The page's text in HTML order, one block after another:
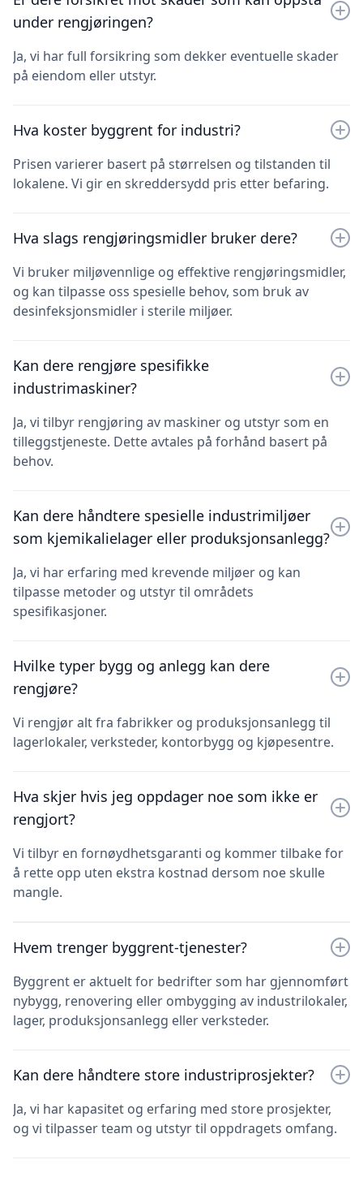
under rengjøringen?
Ja, vi har full forsikring som dekker eventuelle skader
på eiendom eller utstyr.
Hva koster byggrent for industri?
Prisen varierer basert på størrelsen og tilstanden til
lokalene. Vi gir en skreddersydd pris etter befaring.
Hva slags rengjøringsmidler bruker dere?
Vi bruker miljøvennlige og effektive rengjøringsmidler,
og kan tilpasse oss spesielle behov, som bruk av
desinfeksjonsmidler i sterile miljøer.
Kan dere rengjøre spesifikke
industrimaskiner?
Ja, vi tilbyr rengjøring av maskiner og utstyr som en
tilleggstjeneste. Dette avtales på forhånd basert på
behov.
Kan dere håndtere spesielle industrimiljøer
som kjemikalielager eller produksjonsanlegg?
Ja, vi har erfaring med krevende miljøer og kan
tilpasse metoder og utstyr til områdets
spesifikasjoner.
Hvilke typer bygg og anlegg kan dere
rengjøre?
Vi rengjør alt fra fabrikker og produksjonsanlegg til
lagerlokaler, verksteder, kontorbygg og kjøpesentre.
Hva skjer hvis jeg oppdager noe som ikke er
rengjort?
Vi tilbyr en fornøydhetsgaranti og kommer tilbake for
å rette opp uten ekstra kostnad dersom noe skulle
mangle.
Hvem trenger byggrent-tjenester?
Byggrent er aktuelt for bedrifter som har gjennomført
nybygg, renovering eller ombygging av industrilokaler,
lager, produksjonsanlegg eller verksteder.
Kan dere håndtere store industriprosjekter?
Ja, vi har kapasitet og erfaring med store prosjekter,
og vi tilpasser team og utstyr til oppdragets omfang.